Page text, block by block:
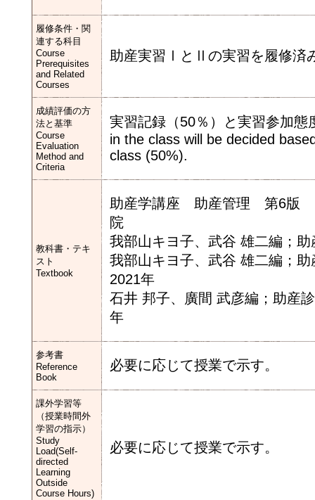
履修条件・関
連する科目
Course
Prerequisites
and Related
Courses
助産実習ⅠとⅡの実習を履修済
成績評価の方
法と基準
Course
Evaluation
Method and
Criteria
実習記録（50％）と実習参加態
in the class will be decided
class (50%).
教科書・テキ
スト
Textbook
助産学講座 助産管理 第6版
我部山キヨ子、武谷 雄二編；
我部山キヨ子、武谷 雄二編；
2021年
石井 邦子、廣間 武彦編；助産
年
参考書
Reference
Book
必要に応じて授業で示す。
課外学習等
（授業時間外
学習の指示）
Study
Load(Self-
directed
Learning
Outside
Course Hours)
必要に応じて授業で示す。